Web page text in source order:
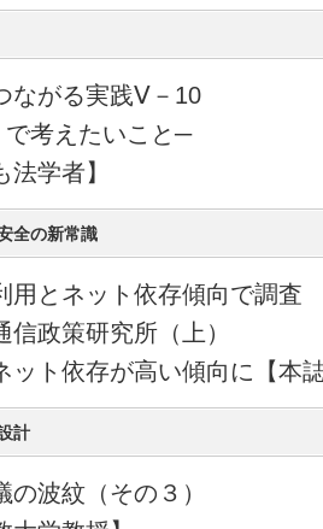
ながる実践Ⅴ－10
考えたいこと─
法学者】
全の新常識
用とネット依存傾向で調査
政策研究所（上）
ット依存が高い傾向に【本
計
波紋（その３）